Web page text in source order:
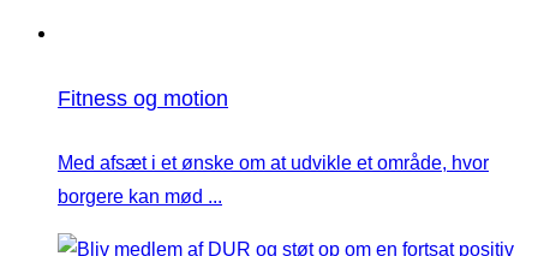
Fitness og motion
Med afsæt i et ønske om at udvikle et område, hvor
borgere kan mød ...